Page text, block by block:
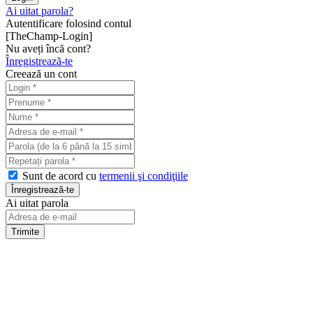
Ai uitat parola?
Autentificare folosind contul
[TheChamp-Login]
Nu aveți încă cont?
Înregistrează-te
Creează un cont
Sunt de acord cu termenii şi condiţiile
Ai uitat parola